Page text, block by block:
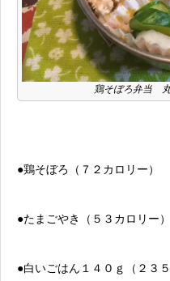
鶏そぼろ弁当
●鶏そぼろ（７２カロリー）
●たまごやき（５３カロリー）
●白いごはん１４０ｇ（２３５